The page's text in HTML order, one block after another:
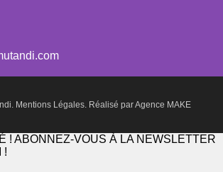
Mentions Légales. Réalisé parAgence MAKE
! ABONNEZ-VOUS À LA NEWSLETTER
!